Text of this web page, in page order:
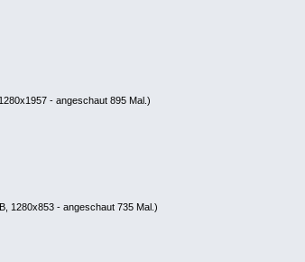
- angeschaut 895 Mal.)
1280x853 - angeschaut 735 Mal.)